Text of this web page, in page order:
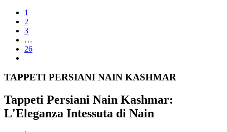
1
2
3
…
26
TAPPETI PERSIANI NAIN KASHMAR
Tappeti Persiani Nain Kashmar:
L'Eleganza Intessuta di Nain